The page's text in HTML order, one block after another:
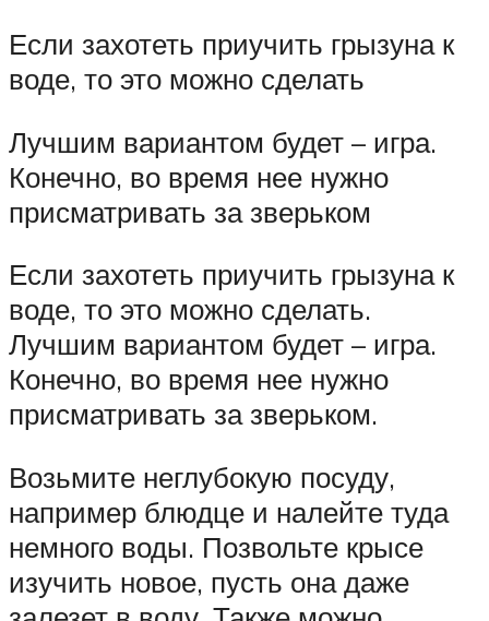
Если захотеть приучить грызуна к
воде, то это можно сделать
Лучшим вариантом будет – игра.
Конечно, во время нее нужно
присматривать за зверьком
Если захотеть приучить грызуна к
воде, то это можно сделать.
Лучшим вариантом будет – игра.
Конечно, во время нее нужно
присматривать за зверьком.
Возьмите неглубокую посуду,
например блюдце и налейте туда
немного воды. Позвольте крысе
изучить новое, пусть она даже